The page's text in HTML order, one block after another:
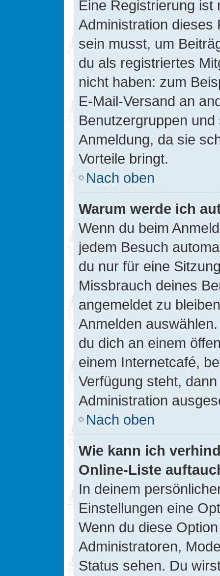
Eine Registrierung ist
Administration dieses
sein musst, um
du als registriertes
nicht haben: zum
E-Mail-Versand an
Benutzergruppen
Anmeldung, da sie
Vorteile bringt.
Nach oben
Warum werde ich
Wenn du beim
jedem Besuch
du nur für eine
Missbrauch deines
angemeldet zu
Anmelden
du dich an einem
einem Internetcafé,
Verfügung steht,
Administration
Nach oben
Wie kann ich
Online-Liste
In deinem
Einstellungen eine
Wenn du diese
Administratoren,
Status sehen. Du